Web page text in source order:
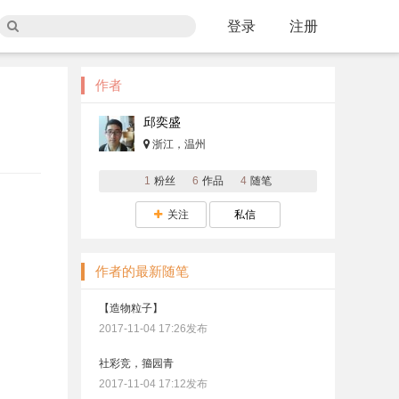
登录 注册
作者
邱奕盛
浙江，温州
1 粉丝 6 作品 4 随笔
关注 私信
作者的最新随笔
【造物粒子】
2017-11-04 17:26发布
社彩竞，籀园青
2017-11-04 17:12发布